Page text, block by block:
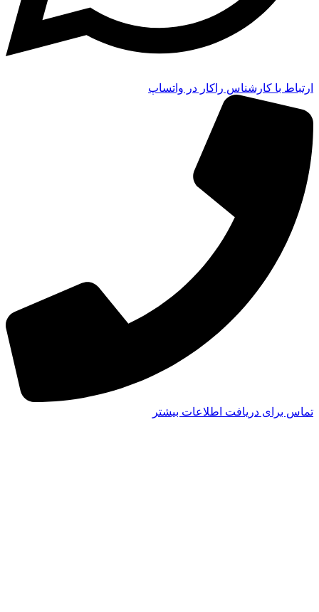
ارتباط با کارشناس راکار در واتساپ
تماس برای دریافت اطلاعات بیشتر